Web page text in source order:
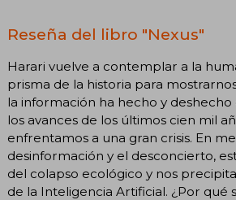
Reseña del libro "Nexus"
Harari vuelve a contemplar a la
prisma de la historia para
la información ha hecho y deshecho
los avances de los últimos cien mil
enfrentamos a una gran crisis. En
desinformación y el desconcierto,
del colapso ecológico y nos
de la Inteligencia Artificial. ¿Por qué